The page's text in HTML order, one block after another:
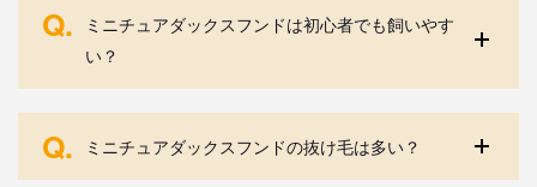
Q.
ミニチュアダックスフンドは初心者でも飼いやす
い？
Q. ミニチュアダックスフンドの抜け毛は多い？